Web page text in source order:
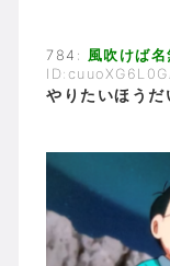
784: 風吹けば名
やりたいほうだ